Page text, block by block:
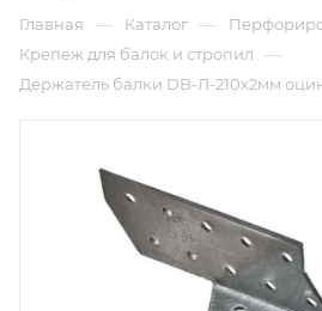
Главная — Каталог —
Крепеж для балок и стропил —
Держатель балки DB-Л-210х2мм